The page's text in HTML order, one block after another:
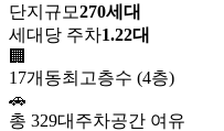
단지규모270세대
세대당 주차1.22대
🏢
17개동최고층수 (4층)
🚗
총 329대 주차공간 여유